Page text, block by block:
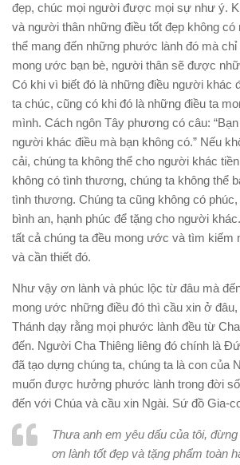
đẹp, chúc mọi người được mọi sự như ý.
và người thân những điều tốt đẹp không có
thể mang đến những phước lành đó mà
mong ước bạn bè, người thân sẽ được
Có khi vì biết đó là những điều người khác
ta chúc, cũng có khi đó là những điều ta
mình. Cách ngôn Tây phương có câu:
người khác điều mà bạn không có.” Nếu
cải, chúng ta không thể cho người khác
không có tình thương, chúng ta không thể
tình thương. Chúng ta cũng không có
bình an, hạnh phúc để tặng cho người
tất cả chúng ta đều mong ước và tìm kiếm
và cần thiết đó.
Như vậy ơn lành và phúc lộc từ đâu mà
mong ước những điều đó thì cầu xin ở
Thánh dạy rằng mọi phước lành đều từ
đến. Người Cha Thiêng liêng đó chính là
đã tạo dựng chúng ta, chúng ta là con của
muốn được hưởng phước lành trong đời
đến với Chúa và cầu xin Ngài. Sứ đồ Gia-
Thưa anh em yêu dấu của tôi,
ơn lành tốt đẹp và tặng phẩm toàn